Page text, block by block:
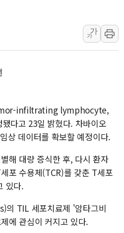
반도체주 프리뷰...美 고용 쇼크에 반도
美 고용 쇼크에 금리 인상 우려 후퇴…
파 3개국, 공동방위협정 체결
MOU… "6·25 미군 실종자 7359명
야"…파월 때와 달리 워시엔 톤 낮춰
항시 정책특보 내정설...포항시 '시끌'
, 대한민국 다음 100년 밑거름…수도권
가
가
infiltrating lymphocyte,
다고 23일 밝혔다. 차바이오
상 데이터를 확보할 예정이다.
해 대량 증식한 후, 다시 환자
포 수용체(TCR)를 갖춘 T세포
있다.
TIL 세포치료제 '암타그비
에 관심이 커지고 있다.